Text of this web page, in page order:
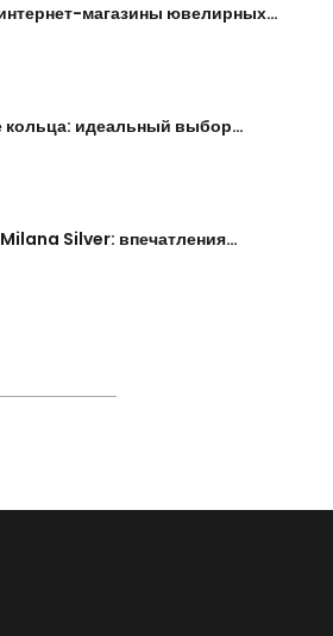
магазины ювелирных…
кольца: идеальный выбор…
Silver: впечатления…